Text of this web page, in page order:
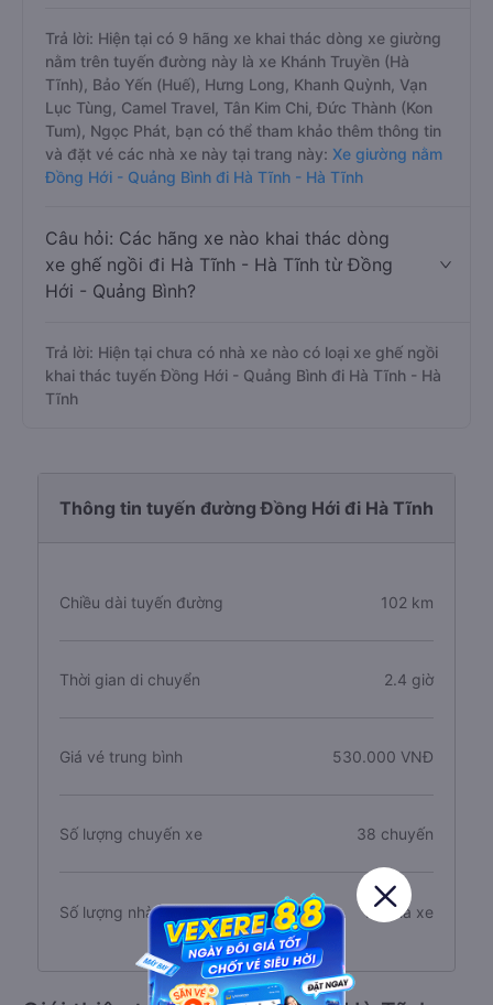
Trả lời: Hiện tại có 9 hãng xe khai thác dòng xe giường
nằm trên tuyến đường này là xe Khánh Truyền (Hà
Tĩnh), Bảo Yến (Huế), Hưng Long, Khanh Quỳnh, Vạn
Lục Tùng, Camel Travel, Tân Kim Chi, Đức Thành (Kon
Tum), Ngọc Phát, bạn có thể tham khảo thêm thông tin
và đặt vé các nhà xe này tại trang này: Xe giường nằm
Đồng Hới - Quảng Bình đi Hà Tĩnh - Hà Tĩnh
Câu hỏi: Các hãng xe nào khai thác dòng
xe ghế ngồi đi Hà Tĩnh - Hà Tĩnh từ Đồng
Hới - Quảng Bình?
Trả lời: Hiện tại chưa có nhà xe nào có loại xe ghế ngồi
khai thác tuyến Đồng Hới - Quảng Bình đi Hà Tĩnh - Hà
Tĩnh
Thông tin tuyến đường Đồng Hới đi Hà Tĩnh
Chiều dài tuyến đường 102 km
Thời gian di chuyển 2.4 giờ
Giá vé trung bình 530.000 VNĐ
Số lượng chuyến xe 38 chuyến
Số lượng nhà xe 10 nhà xe